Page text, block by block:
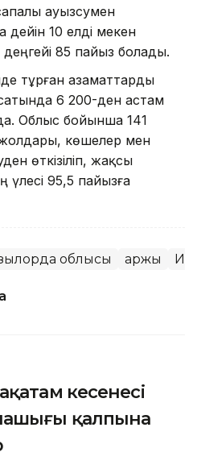
ауызсумен
10 елді мекен
85 пайыз болады.
тұрған азаматтарды
6 200-ден астам
Облыс бойынша 141
көшелер мен
өткізіліп, жақсы
95,5 пайызға
облысы Қаржы
кесенесі
қалпына